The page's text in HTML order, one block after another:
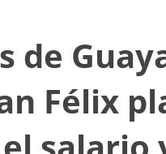
de
Félix